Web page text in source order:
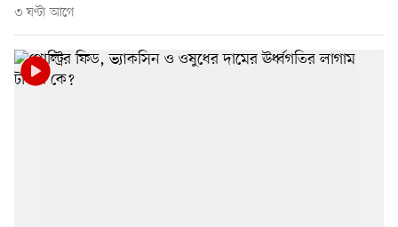
৩ ঘণ্টা আগে